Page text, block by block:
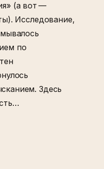
(а вот —
Исследование,
по
Здесь